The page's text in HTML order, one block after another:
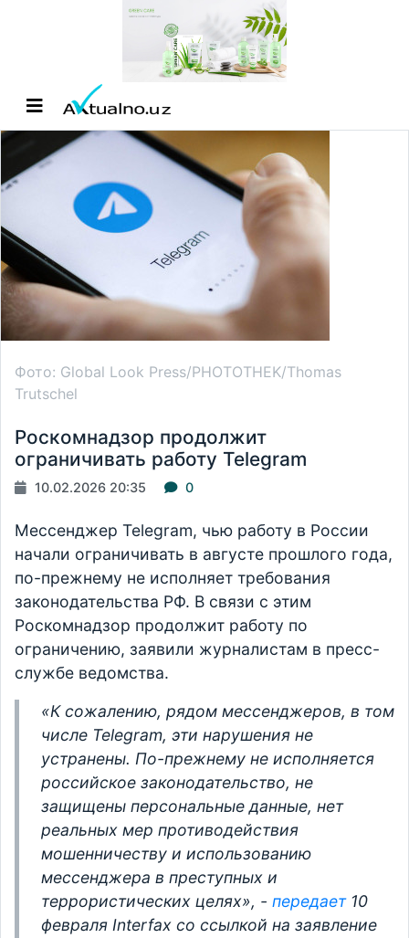
Фото: Global Look Press/PHOTOTHEK/Thomas
Trutschel
Роскомнадзор продолжит
ограничивать работу Telegram
10.02.2026 20:35 0
Мессенджер Telegram, чью работу в России
начали ограничивать в августе прошлого года,
по-прежнему не исполняет требования
законодательства РФ. В связи с этим
Роскомнадзор продолжит работу по
ограничению, заявили журналистам в пресс-
службе ведомства.
«К сожалению, рядом мессенджеров, в том
числе Telegram, эти нарушения не
устранены. По-прежнему не исполняется
российское законодательство, не
защищены персональные данные, нет
реальных мер противодействия
мошенничеству и использованию
мессенджера в преступных и
террористических целях», - передает 10
февраля Interfax со ссылкой на заявление